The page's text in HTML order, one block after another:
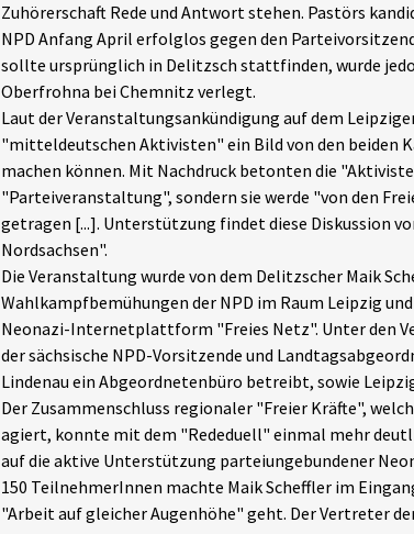
Zuhörerschaft Rede und Antwort stehen. Pastörs
NPD Anfang April erfolglos gegen den
sollte ursprünglich in Delitzsch stattfinden, wurde
Oberfrohna bei Chemnitz verlegt.
Laut der Veranstaltungsankündigung auf dem
"mitteldeutschen Aktivisten" ein Bild von den beiden
machen können. Mit Nachdruck betonten die
"Parteiveranstaltung", sondern sie werde "von den
getragen [...]. Unterstützung findet diese Diskussion
Nordsachsen".
Die Veranstaltung wurde von dem Delitzscher Maik
Wahlkampfbemühungen der NPD im Raum Leipzig
Neonazi-Internetplattform "Freies Netz". Unter den
der sächsische NPD-Vorsitzende und
Lindenau ein Abgeordnetenbüro betreibt, sowie
Der Zusammenschluss regionaler "Freier Kräfte",
agiert, konnte mit dem "Rededuell" einmal mehr
auf die aktive Unterstützung parteiungebundener
150 TeilnehmerInnen machte Maik Scheffler im
"Arbeit auf gleicher Augenhöhe" geht. Der Vertreter